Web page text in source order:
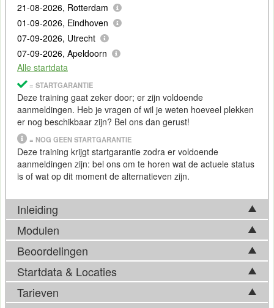
21-08-2026, Rotterdam
01-09-2026, Eindhoven
07-09-2026, Utrecht
07-09-2026, Apeldoorn
Alle startdata
= STARTGARANTIE
Deze training gaat zeker door; er zijn voldoende
aanmeldingen. Heb je vragen of wil je weten hoeveel plekken
er nog beschikbaar zijn? Bel ons dan gerust!
= NOG GEEN STARTGARANTIE
Deze training krijgt startgarantie zodra er voldoende
aanmeldingen zijn: bel ons om te horen wat de actuele status
is of wat op dit moment de alternatieven zijn.
Inleiding
PiwikPRO is een alternatief voor
. Met Piwik
meet je het bezoekersverkeer op je website. De software
wordt geïnstalleerd op je eigen systeem en werkt geheel
zelfstandig. Dat betekent dat er geen
bedrijven wordt doorgestuurd.
Tijdens de Training Piwik PRO
Modulen
Tijdens de Training Piwik PRO komen in basis onderstaande
onderwerpen aan bod. Afhankelijk van ontwikkelingen op het
vakgebied, kan de feitelijke trainingsinhoud hier echter van
afwijken. Bel ons gerust voor meer informatie over de actuele
inhoud.
Beoordelingen
Esmee
Startdata & Locaties
Kies uit 6 locatie(s) in Nederland. Ook beschikbaar in
Tarieven